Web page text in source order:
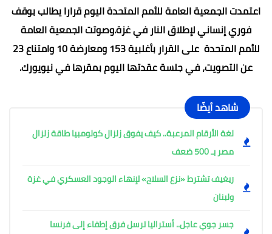
اعتمدت الجمعية العامة للأمم المتحدة اليوم قرارا يطالب بوقف
فوري إنساني لإطلاق النار في غزة.وصوتت الجمعية العامة
للأمم المتحدة على القرار بأغلبية 153 ومعارضة 10 وامتناع 23
عن التصويت، في جلسة عقدتها اليوم بمقرها في نيويورك.
شاهد أيضًا
لغة الأرقام المرعبة.. كيف يفوق زلزال كولومبيا طاقة زلزال
مصر بـ 500 ضعف
ريغيف تشترط «نزع السلاح» لإنهاء الوجود العسكري في غزة
ولبنان
جسر جوي عاجل.. أستراليا ترسل فرق إطفاء إلى فرنسا